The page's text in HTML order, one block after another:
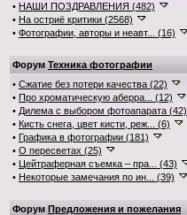
• НАШИ ПОЗДРАВЛЕНИЯ (482)
• На остриё критики (2568)
• Фотографии, авторы и неавт... (16)
Форум Техника фотографии
• Сжатие без потери качества (22)
• Про хроматическую аберра... (12)
• Дилема с выбором фотоапарата (42)
• Кисть снега, цвет кисти, реж... (6)
• Графика в фотографии (181)
• О пересветах (25)
• Цейтраферная съемка – пра... (43)
• Некоторые замечания по ин... (39)
Форум Предложения и пожелания